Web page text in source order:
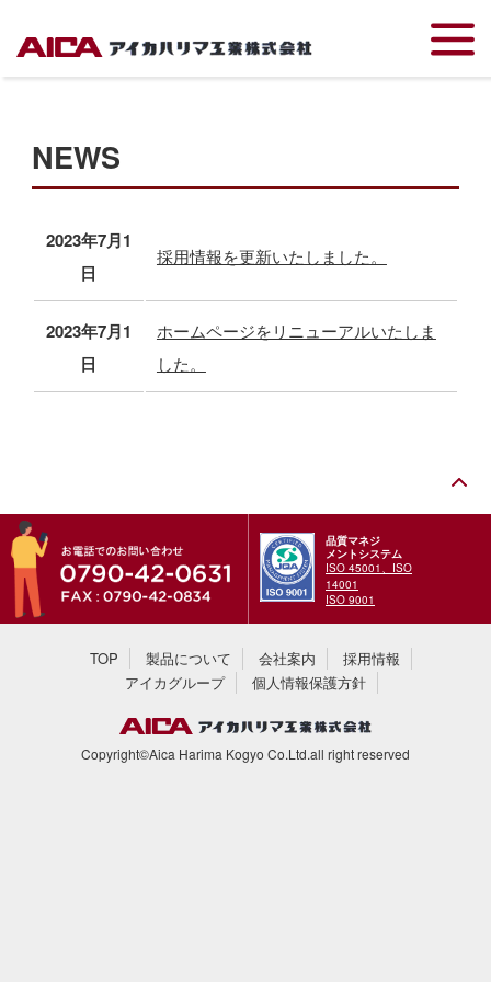
TOP NEWS
NEWS
2023年7月1
日
採用情報を更新いたしました。
2023年7月1
日
ホームページをリニューアルいたしま
した。
品質マネジ
メントシステム
ISO 45001、ISO
14001
ISO 9001
TOP 製品について 会社案内
採用情報
アイカグループ
個人情報保護方針
Copyright©Aica Harima Kogyo Co.Ltd.all right reserved